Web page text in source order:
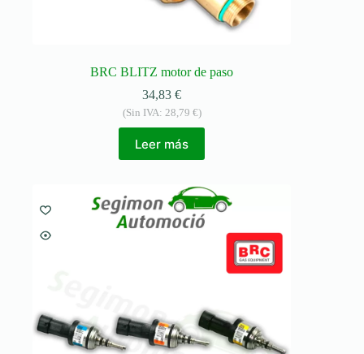
BRC BLITZ motor de paso
34,83€
(Sin IVA: 28,79 €)
Leer más